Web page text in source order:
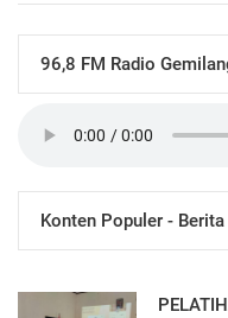
96,8 FM Radio
Konten Populer -